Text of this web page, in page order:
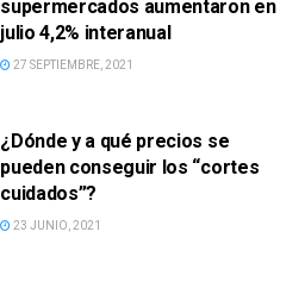
supermercados aumentaron en
julio 4,2% interanual
27 SEPTIEMBRE, 2021
¿Dónde y a qué precios se
pueden conseguir los “cortes
cuidados”?
23 JUNIO, 2021